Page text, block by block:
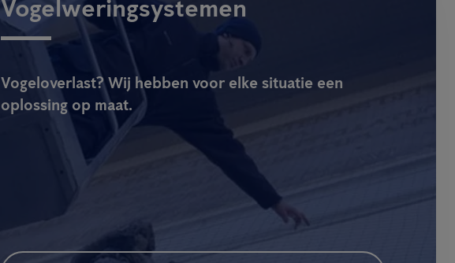
Vogelweringsystemen
Vogeloverlast? Wij hebben voor elke situatie een
oplossing op maat.